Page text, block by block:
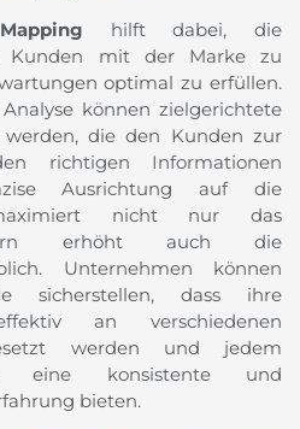
hilft dabei, die
Kunden mit der Marke zu
optimal zu erfüllen.
können zielgerichtete
die den Kunden zur
richtigen Informationen
Ausrichtung auf die
maximiert nicht nur das
erhöht auch die
Unternehmen können
sicherstellen, dass ihre
an verschiedenen
werden und jedem
eine konsistente und
bieten.